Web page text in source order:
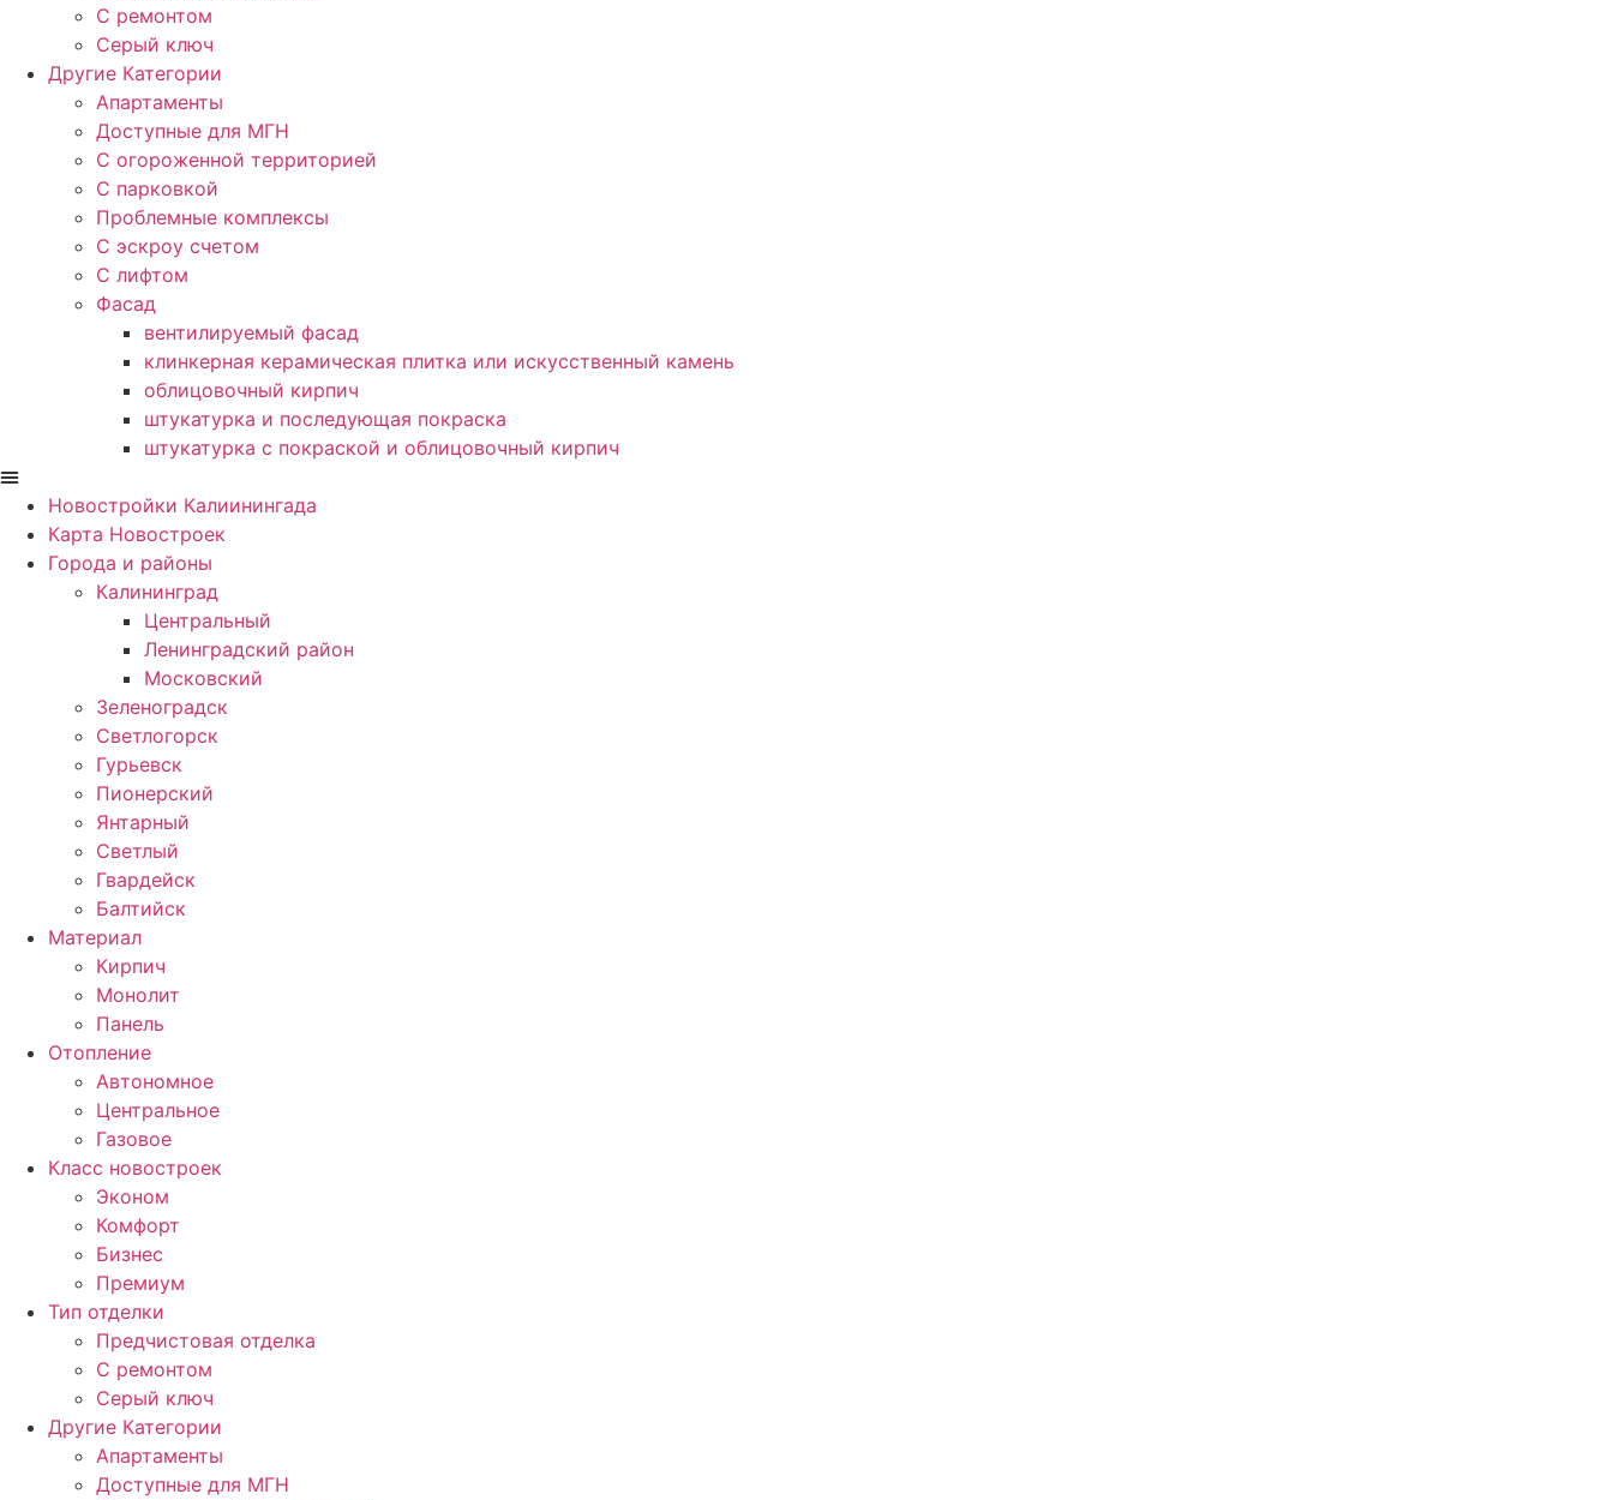
С ремонтом
Серый ключ
Другие Категории
Апартаменты
Доступные для МГН
С огороженной территорией
С парковкой
Проблемные комплексы
С эскроу счетом
С лифтом
Фасад
вентилируемый фасад
клинкерная керамическая плитка или искусственный камень
облицовочный кирпич
штукатурка и последующая покраска
штукатурка с покраской и облицовочный кирпич
Новостройки Калиинингада
Карта Новостроек
Города и районы
Калининград
Центральный
Ленинградский район
Московский
Зеленоградск
Светлогорск
Гурьевск
Пионерский
Янтарный
Светлый
Гвардейск
Балтийск
Материал
Кирпич
Монолит
Панель
Отопление
Автономное
Центральное
Газовое
Класс новостроек
Эконом
Комфорт
Бизнес
Премиум
Тип отделки
Предчистовая отделка
С ремонтом
Серый ключ
Другие Категории
Апартаменты
Доступные для МГН